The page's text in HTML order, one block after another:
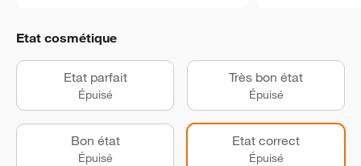
Etat cosmétique
Etat parfait
Épuisé
Très bon état
Épuisé
Bon état
Épuisé
Etat correct
Épuisé